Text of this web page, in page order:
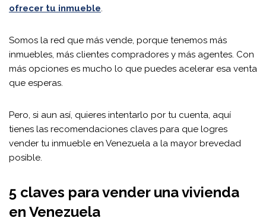
ofrecer tu inmueble
Somos la red que más vende, porque tenemos más
inmuebles, más clientes compradores y más agentes. Con
más opciones es mucho lo que puedes acelerar esa venta
que esperas.
Pero, si aun así, quieres intentarlo por tu cuenta, aquí
tienes las recomendaciones claves para que logres
vender tu inmueble en Venezuela a la mayor brevedad
posible.
5 claves para vender una vivienda
en Venezuela